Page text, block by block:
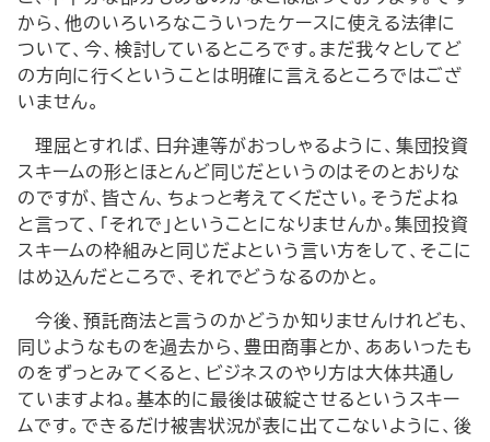
から、他のいろいろなこういったケースに使える法律に
ついて、今、検討しているところです。まだ我々としてど
の方向に行くということは明確に言えるところではござ
いません。
理屈とすれば、日弁連等がおっしゃるように、集団投資
スキームの形とほとんど同じだというのはそのとおりな
のですが、皆さん、ちょっと考えてください。そうだよね
と言って、「それで」ということになりませんか。集団投資
スキームの枠組みと同じだよという言い方をして、そこに
はめ込んだところで、それでどうなるのかと。
今後、預託商法と言うのかどうか知りませんけれども、
同じようなものを過去から、豊田商事とか、ああいったも
のをずっとみてくると、ビジネスのやり方は大体共通し
ていますよね。基本的に最後は破綻させるというスキー
ムです。できるだけ被害状況が表に出てこないように、後